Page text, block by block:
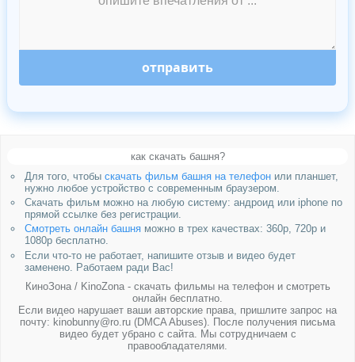
отправить
как скачать башня?
Для того, чтобы скачать фильм башня на телефонили планшет,
нужно любое устройство с современным браузером.
Скачать фильм можно на любую систему: андроид или iphone по
прямой ссылке без регистрации.
Смотреть онлайн башняможно в трех качествах: 360p, 720p и
1080p бесплатно.
Если что-то не работает, напишите отзыв и видео будет
заменено. Работаем ради Вас!
КиноЗона / KinoZona - скачать фильмы на телефон и смотреть
онлайн бесплатно.
Если видео нарушает ваши авторские права, пришлите запрос на
почту: kinobunny@ro.ru (DMCA Abuses). После получения письма
видео будет убрано с сайта. Мы сотрудничаем с
правообладателями.